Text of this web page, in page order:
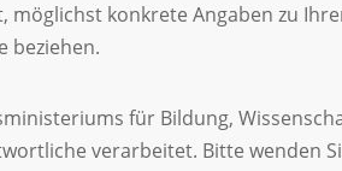
möglichst konkrete Angaben zu
beziehen.
für Bildung,
verarbeitet. Bitte wenden